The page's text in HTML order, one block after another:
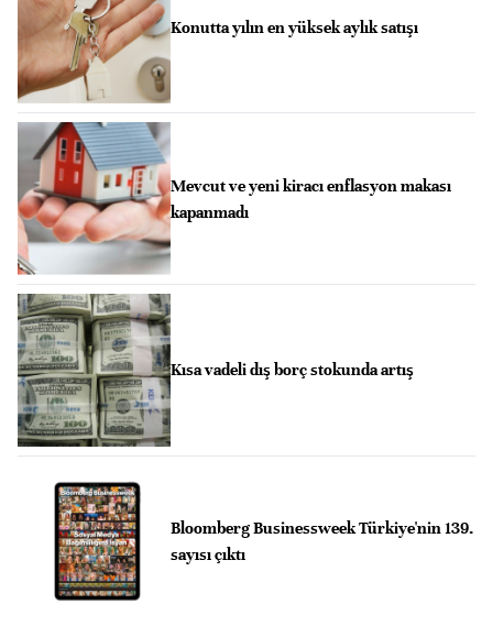
Konutta yılın en yüksek aylık satışı
Mevcut ve yeni kiracı enflasyon makası
kapanmadı
Kısa vadeli dış borç stokunda artış
Bloomberg Businessweek Türkiye'nin 139.
sayısı çıktı